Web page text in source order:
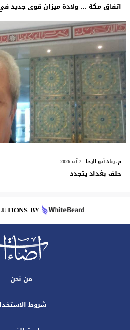
اتفاق مكة … ولادة ميزان قوى جديد
م. زياد أبو الرجا - 7 آب 2026
حلف بغداد يتجدد
BY
من نحن
شروط